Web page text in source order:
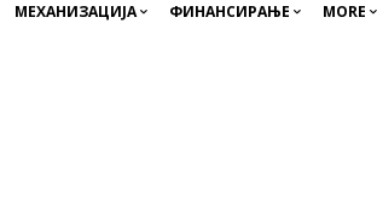
МЕХАНИЗАЦИЈА ФИНАНСИРАЊЕ MORE